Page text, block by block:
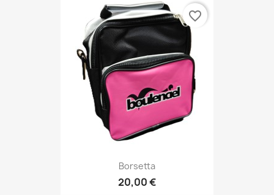
Borsetta
20,00 €
favorite_border